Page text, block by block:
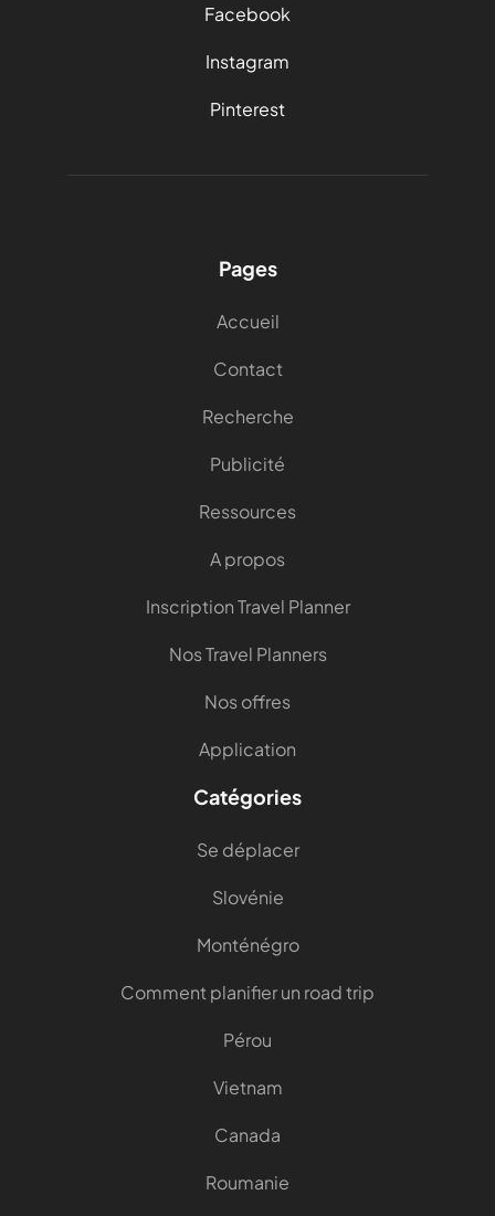
Facebook
Instagram
Pinterest
Pages
Accueil
Contact
Recherche
Publicité
Ressources
A propos
Inscription Travel Planner
Nos Travel Planners
Nos offres
Application
Catégories
Se déplacer
Slovénie
Monténégro
Comment planifier un road trip
Pérou
Vietnam
Canada
Roumanie